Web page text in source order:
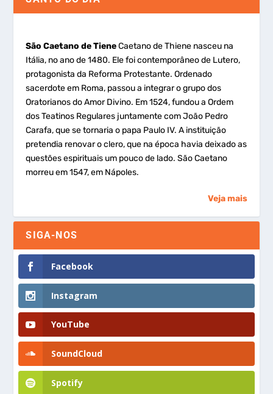
São Caetano de TieneCaetano de Thiene nasceu na
Itália, no ano de 1480. Ele foi contemporâneo de Lutero,
protagonista da Reforma Protestante. Ordenado
sacerdote em Roma, passou a integrar o grupo dos
Oratorianos do Amor Divino. Em 1524, fundou a Ordem
dos Teatinos Regulares juntamente com João Pedro
Carafa, que se tornaria o papa Paulo IV. A instituição
pretendia renovar o clero, que na época havia deixado as
questões espirituais um pouco de lado. São Caetano
morreu em 1547, em Nápoles.
Veja mais
SIGA-NOS
Facebook
Instagram
YouTube
SoundCloud
Spotify